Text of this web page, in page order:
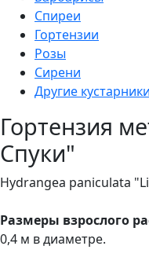
Спиреи
Гортензии
Розы
Сирени
Другие кустарники
Гортензия
Спуки"
Hydrangea paniculata
Размеры взрослого
0,4 м в диаметре.